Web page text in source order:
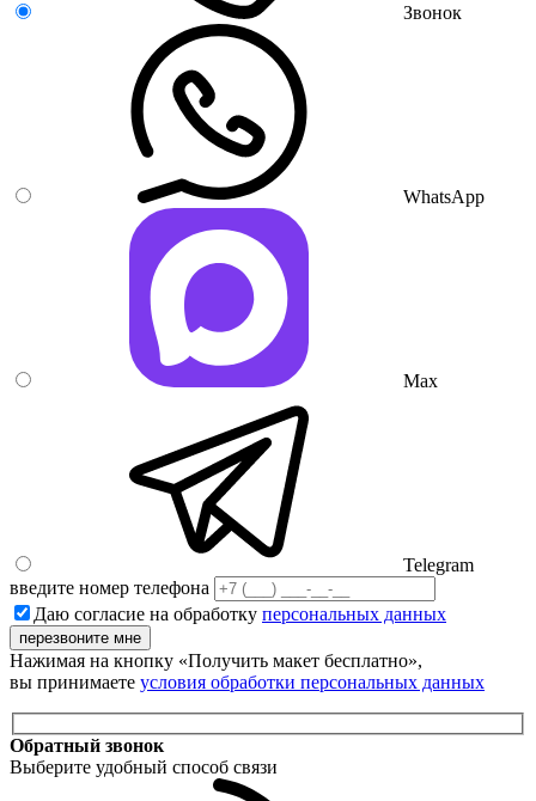
Звонок
WhatsApp
Max
Telegram
введите номер телефона
Даю согласие на обработку персональных данных
перезвоните мне
Нажимая на кнопку «Получить макет бесплатно»,
вы принимаете условия обработки персональных данных
Обратный звонок
Выберите удобный способ связи